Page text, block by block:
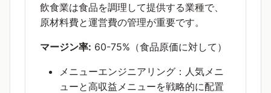
飲食業は食品を調理して提供する業種で、
原材料費と運営費の管理が重要です。
マージン率: 60-75%（食品原価に対して）
メニューエンジニアリング：人気メニ
ューと高収益メニューを戦略的に配置